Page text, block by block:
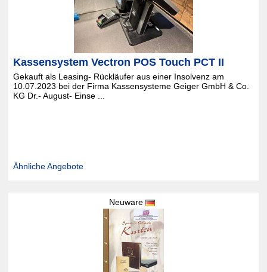
Kassensystem Vectron POS Touch PCT II
Gekauft als Leasing- Rückläufer aus einer Insolvenz am
10.07.2023 bei der Firma Kassensysteme Geiger GmbH & Co.
KG Dr.- August- Einse ...
Ähnliche Angebote
Neuware